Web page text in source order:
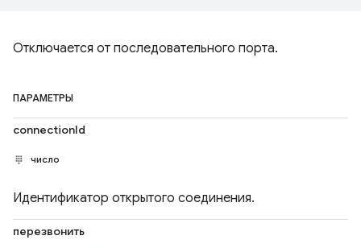
Отключается от последовательного порта.
ПАРАМЕТРЫ
connectionId
число
Идентификатор открытого соединения.
перезвонить